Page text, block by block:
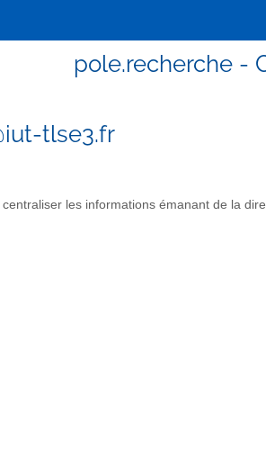
pole.recherche -
tlse3.fr
centraliser les informations émanant de la